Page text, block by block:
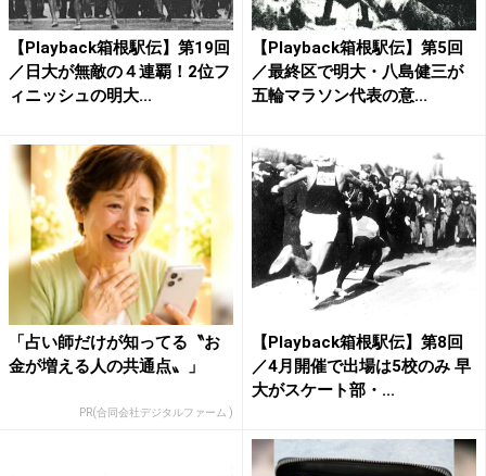
【Playback箱根駅伝】第19回
／日大が無敵の４連覇！2位フ
ィニッシュの明大...
【Playback箱根駅伝】第5回
／最終区で明大・八島健三が
五輪マラソン代表の意...
「占い師だけが知ってる〝お
金が増える人の共通点〟」
PR(合同会社デジタルファーム )
【Playback箱根駅伝】第8回
／4月開催で出場は5校のみ 早
大がスケート部・...